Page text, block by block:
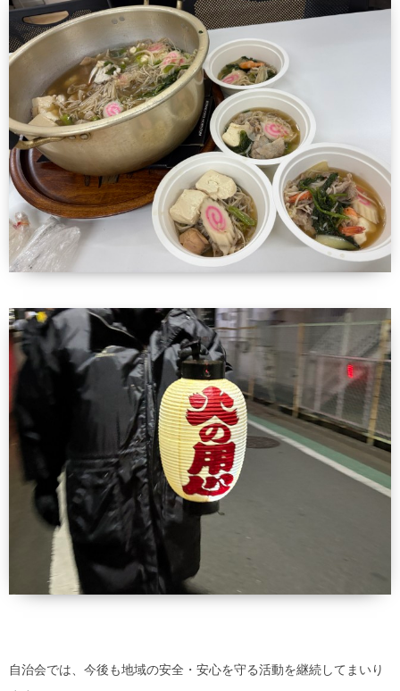
自治会では、今後も地域の安全・安心を守る活動を継続してまいり